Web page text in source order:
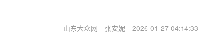
山东大众网 张安妮 2026-01-27 04:14:33